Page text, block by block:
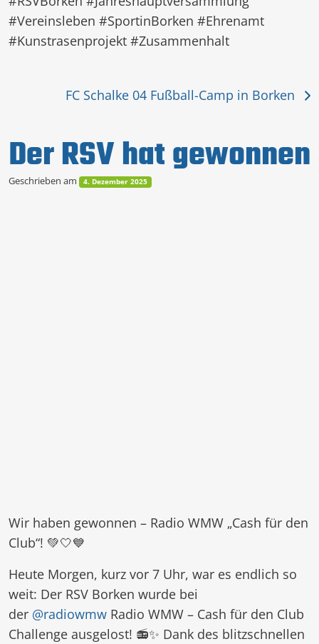
#Vereinsleben #SportinBorken #Ehrenamt
#Kunstrasenprojekt #Zusammenhalt
FC Schalke 04 Fußball-Camp in Borken
Der RSV hat gewonnen
Geschrieben am 4. Dezember 2025
Wir haben gewonnen – Radio WMW „Cash für den
Club“! 💚🤍💙
Heute Morgen, kurz vor 7 Uhr, war es endlich so
weit: Der RSV Borken wurde bei
der @radiowmw Radio WMW – Cash für den Club
Challenge ausgelost! 📻✨ Dank des blitzschnellen